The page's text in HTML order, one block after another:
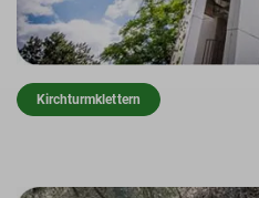
Kirchturmklettern